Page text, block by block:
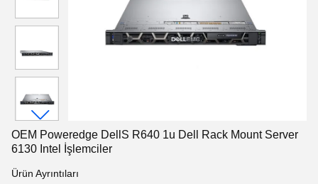
OEM Poweredge DellS R640 1u Dell Rack Mount Server
6130 Intel İşlemciler
Ürün Ayrıntıları